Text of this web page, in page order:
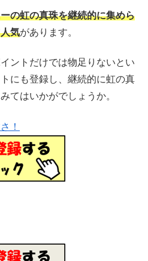
の虹の真珠を継続的に集めら
気があります。
ントだけでは物足りないとい
にも登録し、継続的に虹の真
てはいかがでしょうか。
！